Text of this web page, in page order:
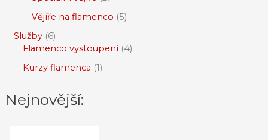
Vějíře na flamenco 5
Služby 6
Flamenco vystoupení 4
Kurzy flamenca 1
Nejnovější: